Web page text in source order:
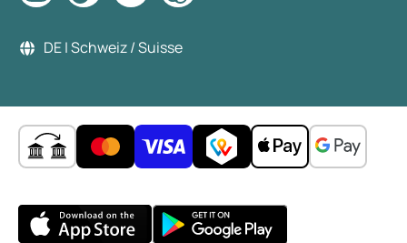
DE | Schweiz / Suisse